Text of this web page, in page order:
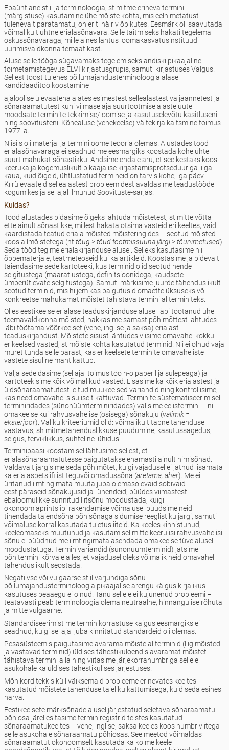
Ebaühtlane stiil ja terminoloogia, st mitme erineva termini
(märgistuse) kasutamine ühe mõiste kohta, mis eelnimetatust
tulenevalt paratamatu, on eriti häiriv õpikutes. Eesmärk oli saavutada
võimalikult ühtne erialasõnavara. Selle täitmiseks hakati tegelema
oskussõnavaraga, mille aines lähtus loomakasvatusinstituudi
uurimisvaldkonna temaatikast.
Aluse selle tööga sügavamaks tegelemiseks andiski pikaajaline
toimetamistegevus ELVI kirjastusgrupis, samuti kirjastuses Valgus.
Sellest tööst tulenes põllumajandusterminoloogia alase
kandidaaditöö koostamine
ajaloolise ülevaatena alates esimestest sellealastest väljaannetest ja
sõnaraamatutest kuni viimase aja suurtootmise alaste uute
moodsate terminite tekkimise/loomise ja kasutuselevõtu käsitluseni
ning soovitusteni. Kõnealuse (venekeelse) väitekirja kaitsmine toimus
1977. a.
Niisiis oli materjal ja terminiloome teooria olemas. Alustades tööd
erialasõnavaraga ei seadnud me eesmärgiks koostada kohe ühte
suurt mahukat sõnastikku. Andsime endale aru, et see kestaks koos
keeruka ja kogemuslikult pikaajalise kirjastamisprotseduuriga liiga
kaua, kuid õigeid, ühtlustatud termineid on tarvis kohe, iga päev.
Kiirülevaateid sellealastest probleemidest avaldasime teadustööde
kogumikes ja sel ajal ilmunud Soovituste-sarjas.
Kuidas?
Tööd alustades pidasime õigeks lähtuda mõistetest, st mitte võtta
ette ainult sõnastikke, millest hakata otsima vasteid eri keeltes, vaid
kaardistada teatud eriala mõisted mõisteringides – seotud mõisted
koos allmõistetega (nt tõug > tõud tootmissuuna järgi > tõunimetused).
Seda tööd tegime erialakirjanduse alusel. Selleks kasutasime nii
õppematerjale, teatmeteoseid kui ka artikleid. Koostasime ja pidevalt
täiendasime sedelkartoteeki, kus terminid olid seotud nende
selgitustega (määratlustega, definitsioonidega, kaudsete
ümberütlevate selgitustega). Samuti märkisime juurde tähenduslikult
seotud terminid, mis hiljem kas paigutusid omaette üksuseks või
konkreetse mahukamat mõistet tähistava termini allterminiteks.
Olles eestikeelse erialase teaduskirjanduse alusel läbi töötanud ühe
teemavaldkonna mõisted, hakkasime samast põhimõttest lähtudes
läbi töötama võõrkeelset (vene, inglise ja saksa) erialast
teaduskirjandust. Mõistete sisust lähtudes viisime omavahel kokku
erikeelsed vasted, st mõiste kohta kasutatud terminid. Nii ei olnud vaja
muret tunda selle pärast, kas erikeelsete terminite omavaheliste
vastete sisuline maht kattub.
Välja sedeldasime (sel ajal toimus töö n-ö paberil ja sulepeaga) ja
kartoteekisime kõik võimalikud vasted. Lisasime ka kõik erialastest ja
üldsõnaraamatutest leitud muukeelsed variandid ning kontrollisime,
kas need omavahel sisuliselt kattuvad. Terminite süstematiseerimisel
terminiridades (sünonüümterminiridades) valisime eelistermini – nii
omakeelse kui rahvusvahelise (osisega) sõnakuju (välimik =
eksterjöör). Valiku kriteeriumid olid: võimalikult täpne tähenduse
vastavus, sh mitmetähenduslikkuse puudumine, kasutussagedus,
selgus, terviklikkus, suhteline lühidus.
Terminibaasi koostamisel lähtusime sellest, et
erialasõnaraamatutesse paigutatakse enamasti ainult nimisõnad.
Valdavalt järgisime seda põhimõtet, kuigi vajadusel ei jätnud lisamata
ka erialaspetsiifilist teguvõi omadussõna (aretama, aher). Me ei
üritanud ilmtingimata muuta juba olemasolevaid sobivaid
eestipäraseid sõnakujusid ja -ühendeid, püüdes viimastest
ebaloomulikke sunnitud liitsõnu moodustada, kuigi
ökonoomiaprintsiibi rakendamise võimalusel püüdsime neid
tihendada täiendsõna põhisõnaga sidumise reeglistiku järgi, samuti
võimaluse korral kasutada tuletusliiteid. Ka keeles kinnistunud,
keeleomaseks muutunud ja kasutamisel mitte keerulisi rahvusvahelisi
sõnu ei püüdnud me ilmtingimata asendada omakeelse tüve alusel
moodustatuga. Terminivariandid (sünonüümterminid) jätsime
põhitermini kõrvale alles, et vajadusel oleks võimalik neid omavahel
tähenduslikult seostada.
Negatiivse või vulgaarse stiilivarjundiga sõnu
põllumajandusterminoloogia pikaajalise arengu käigus kirjalikus
kasutuses peaaegu ei olnud. Tänu sellele ei kujunenud probleemi –
teatavasti peab terminoloogia olema neutraalne, hinnangulise rõhuta
ja mitte vulgaarne.
Standardiseerimist me terminikorrastuse käigus eesmärgiks ei
seadnud, kuigi sel ajal juba kinnitatud standardeid oli olemas.
Pesasüsteemis paigutasime avarama mõiste allterminid (liigimõisted
ja vastavad terminid) üldises tähestikuloendis avaramat mõistet
tähistava termini alla ning viitasime järjekorranumbriga sellele
asukohale ka üldises tähestikulises järjestuses.
Mõnikord tekkis küll väiksemaid probleeme erinevates keeltes
kasutatud mõistete tähenduse täieliku kattumisega, kuid seda esines
harva.
Eestikeelsete märksõnade alusel järjestatud seletava sõnaraamatu
põhiosa järel esitasime terminiregistrid teistes kasutatud
sõnaraamatukeeltes – vene, inglise, saksa keeles koos numbriviitega
selle asukohale sõnaraamatu põhiosas. See meetod võimaldas
sõnaraamatut ökonoomselt kasutada ka kolme keele